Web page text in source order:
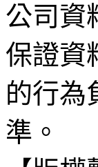
公司資
保證資
的行為
準。